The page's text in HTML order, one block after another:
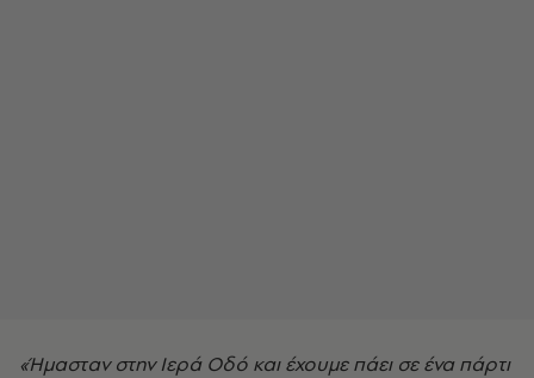
«Ήμασταν στην Ιερά Οδό και έχουμε πάει σε ένα πάρτι